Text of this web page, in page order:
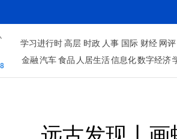
学习进行时 高层 时政 人事 国际 财经 网评
金融 汽车 食品 人居生活信息化数字经济
远古发现丨画